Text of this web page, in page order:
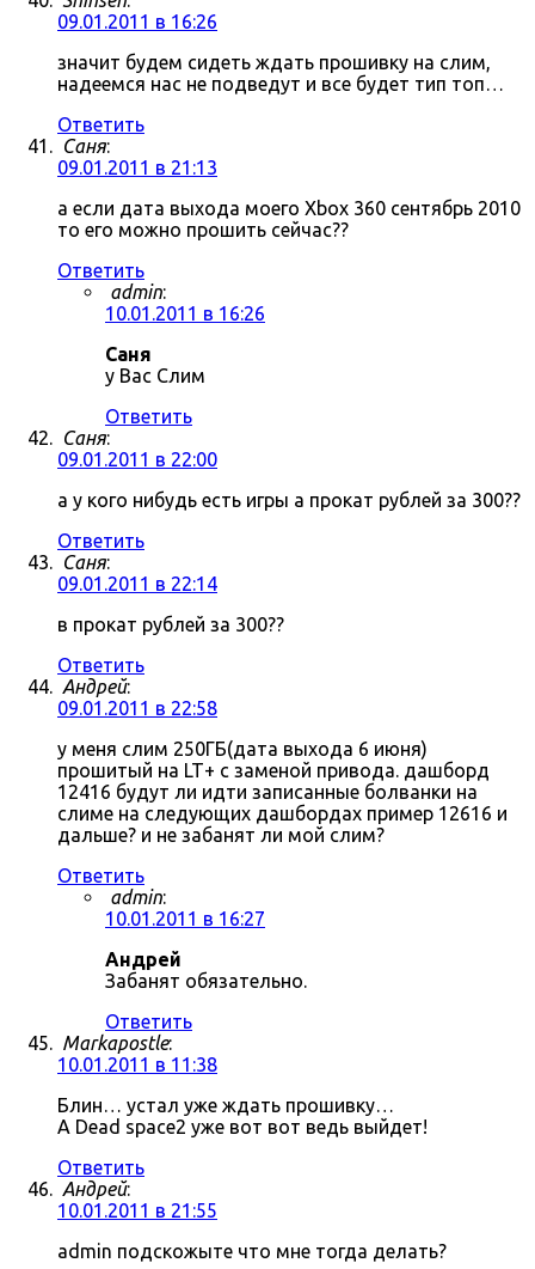
09.01.2011 в 16:26
значит будем сидеть ждать прошивку на слим,
надеемся нас не подведут и все будет тип топ…
Ответить
Саня:
09.01.2011 в 21:13
а если дата выхода моего Xbox 360 сентябрь 2010
то его можно прошить сейчас??
Ответить
admin:
10.01.2011 в 16:26
Саня
у Вас Слим
Ответить
Саня:
09.01.2011 в 22:00
а у кого нибудь есть игры а прокат рублей за 300??
Ответить
Саня:
09.01.2011 в 22:14
в прокат рублей за 300??
Ответить
Андрей:
09.01.2011 в 22:58
у меня слим 250ГБ(дата выхода 6 июня)
прошитый на LT+ с заменой привода. дашборд
12416 будут ли идти записанные болванки на
слиме на следующих дашбордах пример 12616 и
дальше? и не забанят ли мой слим?
Ответить
admin:
10.01.2011 в 16:27
Андрей
Забанят обязательно.
Ответить
Markapostle:
10.01.2011 в 11:38
Блин… устал уже ждать прошивку…
А Dead space2 уже вот вот ведь выйдет!
Ответить
Андрей:
10.01.2011 в 21:55
admin подскожыте что мне тогда делать?